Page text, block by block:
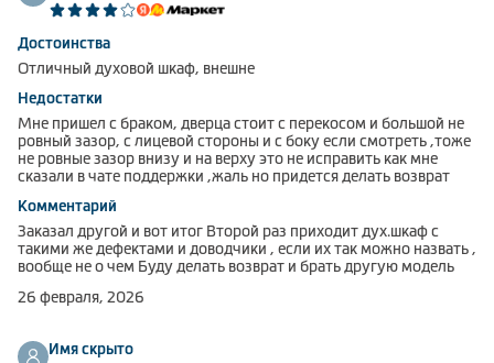
Достоинства
Отличный духовой шкаф, внешне
Недостатки
Мне пришел с браком, дверца стоит с перекосом и большой не
ровный зазор, с лицевой стороны и с боку если смотреть ,тоже
не ровные зазор внизу и на верху это не исправить как мне
сказали в чате поддержки ,жаль но придется делать возврат
Комментарий
Заказал другой и вот итог Второй раз приходит дух.шкаф с
такими же дефектами и доводчики , если их так можно назвать ,
вообще не о чем Буду делать возврат и брать другую модель
26 февраля, 2026
Имя скрыто